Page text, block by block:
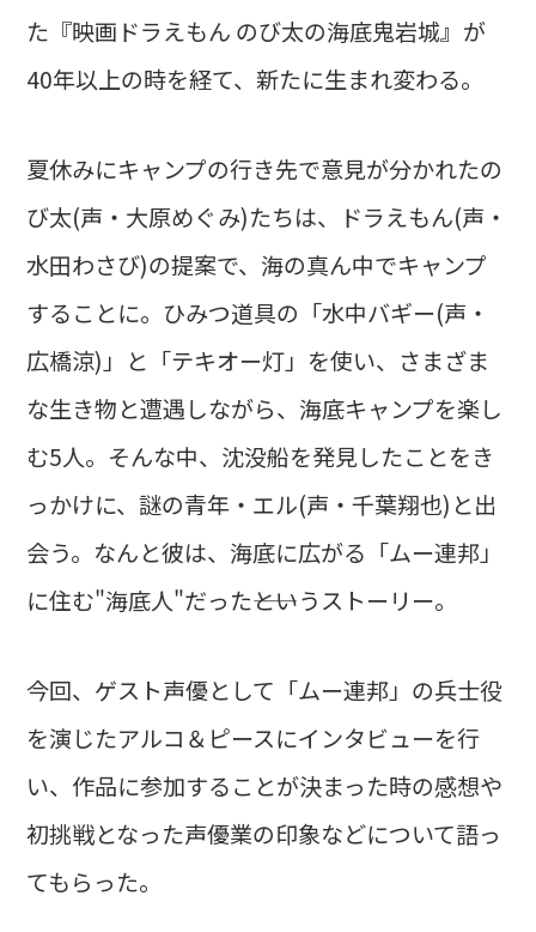
た『映画ドラえもん のび太の海底鬼岩城』が
40年以上の時を経て、新たに生まれ変わる。
夏休みにキャンプの行き先で意見が分かれたの
び太(声・大原めぐみ)たちは、ドラえもん(声・
水田わさび)の提案で、海の真ん中でキャンプ
することに。ひみつ道具の「水中バギー(声・
広橋涼)」と「テキオー灯」を使い、さまざま
な生き物と遭遇しながら、海底キャンプを楽し
む5人。そんな中、沈没船を発見したことをき
っかけに、謎の青年・エル(声・千葉翔也)と出
会う。なんと彼は、海底に広がる「ムー連邦」
に住む"海底人"だった――というストーリー。
今回、ゲスト声優として「ムー連邦」の兵士役
を演じたアルコ＆ピースにインタビューを行
い、作品に参加することが決まった時の感想や
初挑戦となった声優業の印象などについて語っ
てもらった。